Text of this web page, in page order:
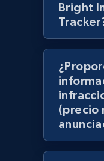
Best Buy
products using
Currency,
1.1K+
Bright
(precio